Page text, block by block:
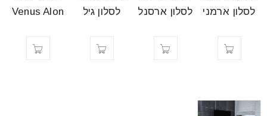
לסלון ארמני
לסלון ארסנל
לסלון גיל
Venus Alon